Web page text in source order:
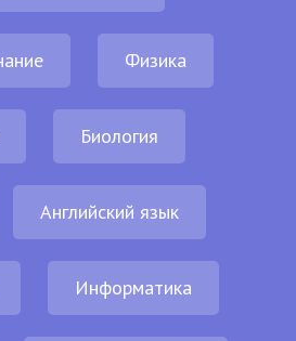
Физика
Биология
Английский язык
Информатика